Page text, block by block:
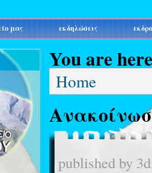
μας εκδηλώσεις
You are here
Home
published by